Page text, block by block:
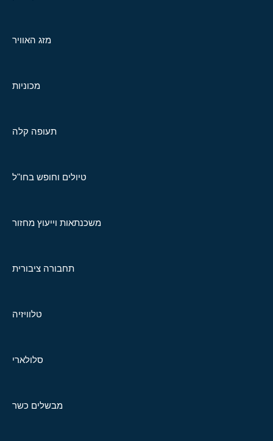
מזג האוויר
מכוניות
תעופה קלה
טיולים וחופש בחו"ל
משכנתאות וייעוץ מחזור
תחבורה ציבורית
טלוויזיה
סלולארי
מבשלים כשר